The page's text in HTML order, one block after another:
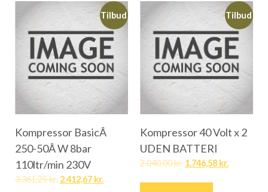
Tilbud
Kompressor BasicÂ
250-50Â W 8bar
110ltr/min 230V
3.361,25kr. 2.412,67 kr.
Tilbud
Kompressor 40 Volt x 2
UDEN BATTERI
2.040,00kr. 1.746,58 kr.